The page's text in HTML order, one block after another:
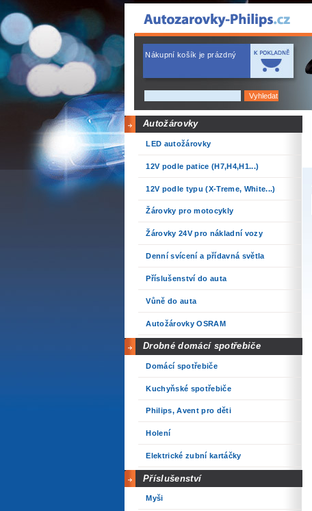
Nákupní košík je prázdný
Autožárovky
LED autožárovky
12V podle patice (H7,H4,H1...)
12V podle typu (X-Treme, White...)
Žárovky pro motocykly
Žárovky 24V pro nákladní vozy
Denní svícení a přídavná světla
Příslušenství do auta
Vůně do auta
Autožárovky OSRAM
Drobné domácí spotřebiče
Domácí spotřebiče
Kuchyňské spotřebiče
Philips, Avent pro děti
Holení
Elektrické zubní kartáčky
Příslušenství
Myši